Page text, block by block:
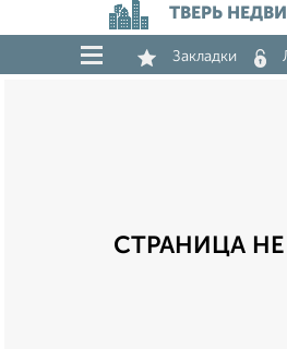
ТВЕРЬ
Закладки
СТРАНИЦА